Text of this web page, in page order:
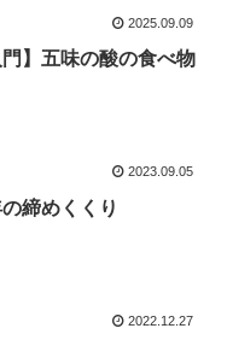
2025.09.09
門】五味の酸の食べ物
2023.09.05
締めくくり
2022.12.27